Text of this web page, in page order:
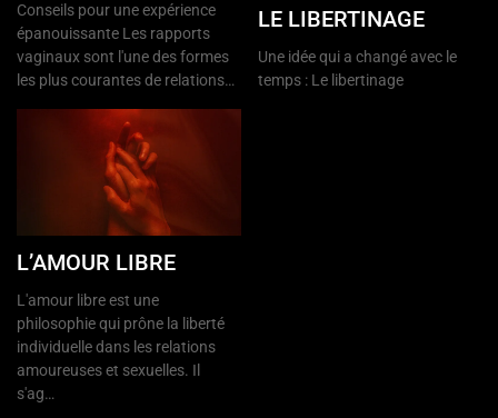
Conseils pour une expérience
épanouissante Les rapports
vaginaux sont l'une des formes
les plus courantes de relations…
LE LIBERTINAGE
Une idée qui a changé avec le
temps : Le libertinage
L’AMOUR LIBRE
L'amour libre est une
philosophie qui prône la liberté
individuelle dans les relations
amoureuses et sexuelles. Il
s'ag…